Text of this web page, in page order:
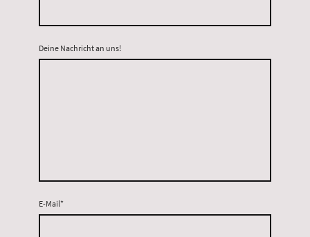
Deine Nachricht an uns!
E-Mail*